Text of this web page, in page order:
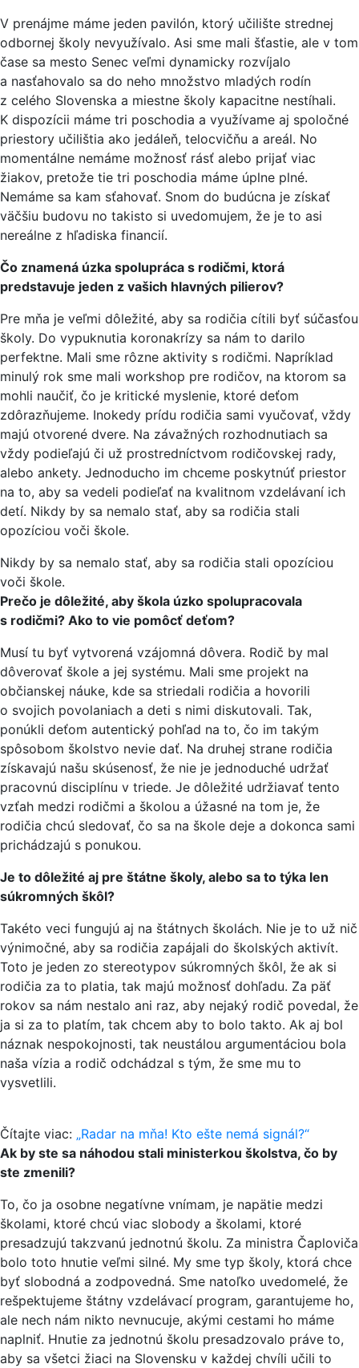
V prenájme máme jeden pavilón, ktorý učilište strednej
odbornej školy nevyužívalo. Asi sme mali šťastie, ale v tom
čase sa mesto Senec veľmi dynamicky rozvíjalo
a nasťahovalo sa do neho množstvo mladých rodín
z celého Slovenska a miestne školy kapacitne nestíhali.
K dispozícii máme tri poschodia a využívame aj spoločné
priestory učilištia ako jedáleň, telocvičňu a areál. No
momentálne nemáme možnosť rásť alebo prijať viac
žiakov, pretože tie tri poschodia máme úplne plné.
Nemáme sa kam sťahovať. Snom do budúcna je získať
väčšiu budovu no takisto si uvedomujem, že je to asi
nereálne z hľadiska financií.
Čo znamená úzka spolupráca s rodičmi, ktorá
predstavuje jeden z vašich hlavných pilierov?
Pre mňa je veľmi dôležité, aby sa rodičia cítili byť súčasťou
školy. Do vypuknutia koronakrízy sa nám to darilo
perfektne. Mali sme rôzne aktivity s rodičmi. Napríklad
minulý rok sme mali workshop pre rodičov, na ktorom sa
mohli naučiť, čo je kritické myslenie, ktoré deťom
zdôrazňujeme. Inokedy prídu rodičia sami vyučovať, vždy
majú otvorené dvere. Na závažných rozhodnutiach sa
vždy podieľajú či už prostredníctvom rodičovskej rady,
alebo ankety. Jednoducho im chceme poskytnúť priestor
na to, aby sa vedeli podieľať na kvalitnom vzdelávaní ich
detí. Nikdy by sa nemalo stať, aby sa rodičia stali
opozíciou voči škole.
Nikdy by sa nemalo stať, aby sa rodičia stali opozíciou
voči škole.
Prečo je dôležité, aby škola úzko spolupracovala
s rodičmi? Ako to vie pomôcť deťom?
Musí tu byť vytvorená vzájomná dôvera. Rodič by mal
dôverovať škole a jej systému. Mali sme projekt na
občianskej náuke, kde sa striedali rodičia a hovorili
o svojich povolaniach a deti s nimi diskutovali. Tak,
ponúkli deťom autentický pohľad na to, čo im takým
spôsobom školstvo nevie dať. Na druhej strane rodičia
získavajú našu skúsenosť, že nie je jednoduché udržať
pracovnú disciplínu v triede. Je dôležité udržiavať tento
vzťah medzi rodičmi a školou a úžasné na tom je, že
rodičia chcú sledovať, čo sa na škole deje a dokonca sami
prichádzajú s ponukou.
Je to dôležité aj pre štátne školy, alebo sa to týka len
súkromných škôl?
Takéto veci fungujú aj na štátnych školách. Nie je to už nič
výnimočné, aby sa rodičia zapájali do školských aktivít.
Toto je jeden zo stereotypov súkromných škôl, že ak si
rodičia za to platia, tak majú možnosť dohľadu. Za päť
rokov sa nám nestalo ani raz, aby nejaký rodič povedal, že
ja si za to platím, tak chcem aby to bolo takto. Ak aj bol
náznak nespokojnosti, tak neustálou argumentáciou bola
naša vízia a rodič odchádzal s tým, že sme mu to
vysvetlili.
Čítajte viac: „Radar na mňa! Kto ešte nemá signál?“
Ak by ste sa náhodou stali ministerkou školstva, čo by
ste zmenili?
To, čo ja osobne negatívne vnímam, je napätie medzi
školami, ktoré chcú viac slobody a školami, ktoré
presadzujú takzvanú jednotnú školu. Za ministra Čaploviča
bolo toto hnutie veľmi silné. My sme typ školy, ktorá chce
byť slobodná a zodpovedná. Sme natoľko uvedomelé, že
rešpektujeme štátny vzdelávací program, garantujeme ho,
ale nech nám nikto nevnucuje, akými cestami ho máme
naplniť. Hnutie za jednotnú školu presadzovalo práve to,
aby sa všetci žiaci na Slovensku v každej chvíli učili to